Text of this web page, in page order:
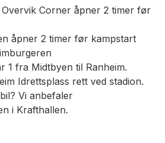
Corner åpner 2 timer før
åpner 2 timer før kampstart
1 fra Midtbyen til Ranheim.
Idrettsplass rett ved stadion.
Vi anbefaler
i Krafthallen.